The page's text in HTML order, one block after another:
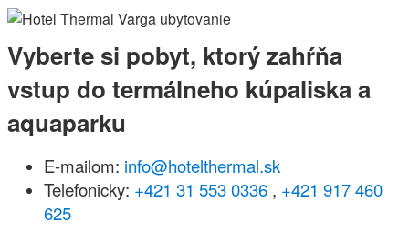
Vyberte si pobyt, ktorý zahŕňa
vstup do termálneho kúpaliska a
aquaparku
E-mailom: info@hotelthermal.sk
Telefonicky: +421 31 553 0336 , +421 917 460
625